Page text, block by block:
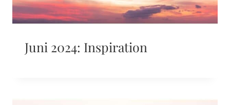
Juni 2024: Inspiration